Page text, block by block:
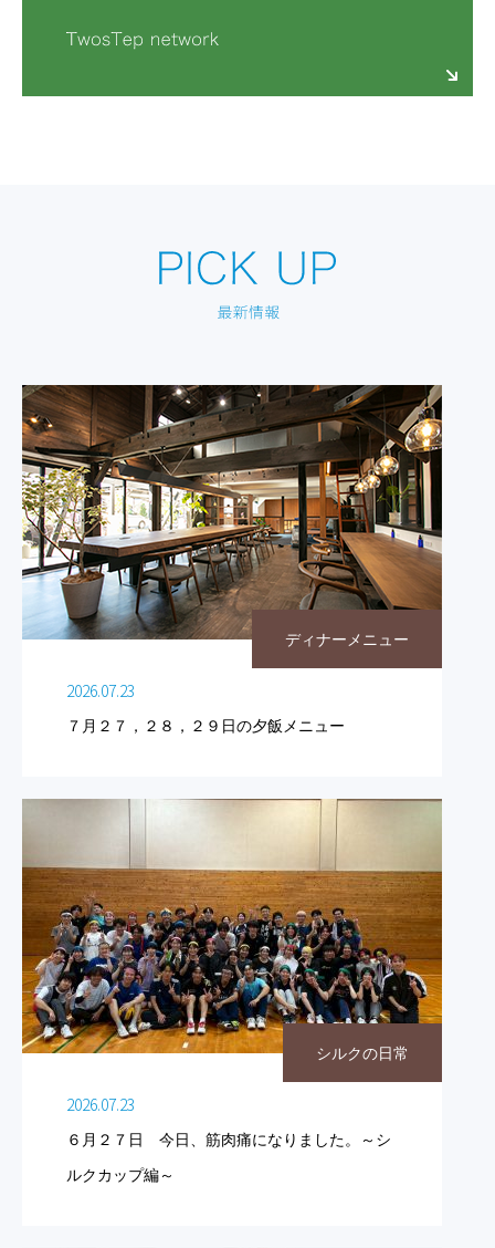
ディナーメニュー
2026.07.23
７月２７，２８，２９日の夕飯メニュー
シルクの日常
2026.07.23
６月２７日 今日、筋肉痛になりました。～シ
ルクカップ編～